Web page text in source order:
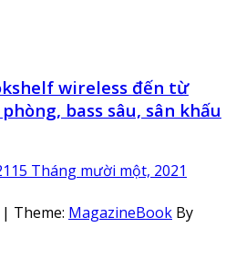
wireless đến từ
bass sâu, sân khấu
15 Tháng mười một, 2021
| Theme: MagazineBook By